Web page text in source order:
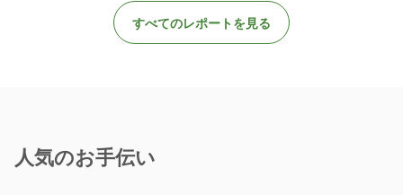
すべてのレポートを見る
人気のお手伝い